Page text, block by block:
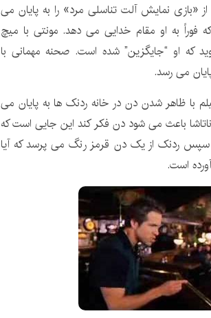
دهد. او با دادن به همه آنها The Goat از «بازی نمایش آلت تناسلی مرد» را به پایان می
که فوراً به او مقام خدایی می دهد. مونتی با میچ
که او “جایگزین” شده است. صحنه مهمانی با
می رسد.
با ظاهر شدن دن در خانه ردنک ها به پایان می
باعث می شود دن فکر کند این جایی است که
سپس ردنک از یک دن قرمز رنگ می پرسد که آیا
است.